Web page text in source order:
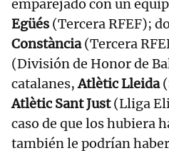
emparejado con un
Egüés (Tercera RFEF);
Constància(Tercera
(División de Honor de
catalanes,Atlètic Lleida
Atlètic Sant Just(Lliga
caso de que los hubiera
también le podrían